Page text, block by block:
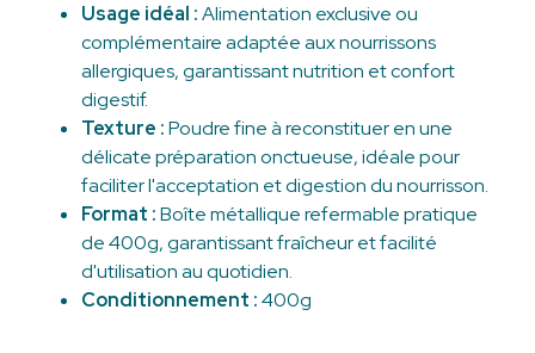
Usage idéal :Alimentation exclusive ou
complémentaire adaptée aux nourrissons
allergiques, garantissant nutrition et confort
digestif.
Texture :Poudre fine à reconstituer en une
délicate préparation onctueuse, idéale pour
faciliter l'acceptation et digestion du nourrisson.
Format :Boîte métallique refermable pratique
de 400g, garantissant fraîcheur et facilité
d'utilisation au quotidien.
Conditionnement :400g